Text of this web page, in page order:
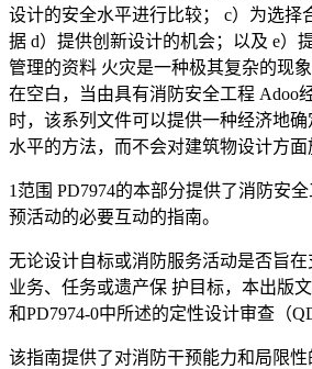
设计的安全水平进行比较； c）为选择
据 d）提供创新设计的机会；以及 e）
管理的资料 火灾是一种极其复杂的现
在空白，当由具有消防安全工程 Adoo
时，该系列文件可以提供一种经济地
水平的方法，而不会对建筑物设计方面
1范围 PD7974的本部分提供了消防安
预活动的必要互动的指南。
无论设计自标或消防服务活动是否旨在
业务、任务或遗产保 护目标，本出版
和PD7974-0中所述的定性设计审查（
该指南提供了对消防干预能力和局限